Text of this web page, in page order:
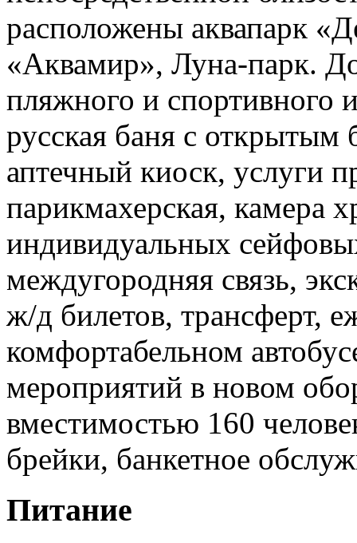
расположены аквапарк
«Аквамир», Луна-парк.
пляжного и спортивного
русская баня с открытым
аптечный киоск, услуги
парикмахерская, камера
индивидуальных
междугородняя связь,
ж/д билетов, трансферт,
комфортабельном
мероприятий в новом
вместимостью 160
брейки, банкетное
Питание